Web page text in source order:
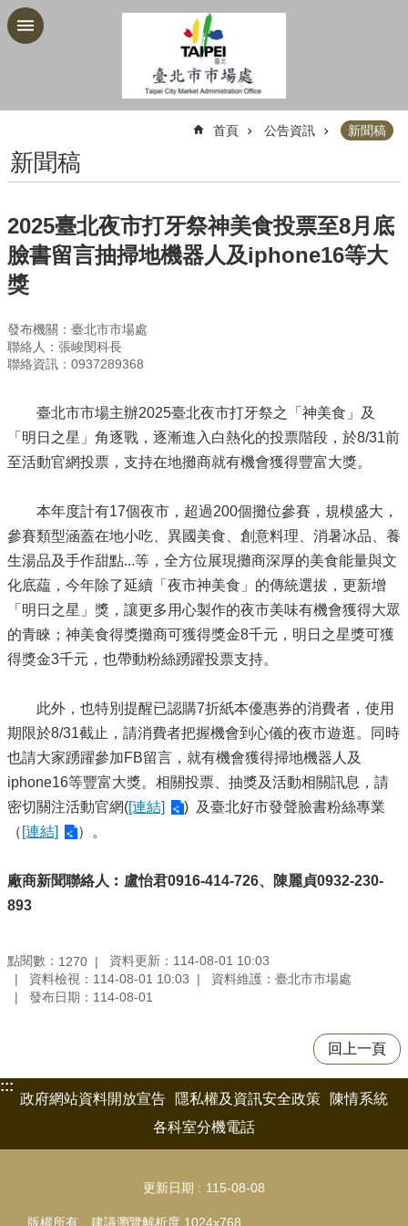
跳到主要內容區塊
首頁 公告資訊 新聞稿
新聞稿
2025臺北夜市打牙祭神美食投票至8月底
臉書留言抽掃地機器人及iphone16等大
獎
發布機關：臺北市市場處
聯絡人：張峻閔科長
聯絡資訊：0937289368
臺北市市場主辦2025臺北夜市打牙祭之「神美食」及
「明日之星」角逐戰，逐漸進入白熱化的投票階段，於8/31前
至活動官網投票，支持在地攤商就有機會獲得豐富大獎。
本年度計有17個夜市，超過200個攤位參賽，規模盛大，
參賽類型涵蓋在地小吃、異國美食、創意料理、消暑冰品、養
生湯品及手作甜點...等，全方位展現攤商深厚的美食能量與文
化底藴，今年除了延續「夜市神美食」的傳統選拔，更新增
「明日之星」獎，讓更多用心製作的夜市美味有機會獲得大眾
的青睞；神美食得獎攤商可獲得獎金8千元，明日之星獎可獲
得獎金3千元，也帶動粉絲踴躍投票支持。
此外，也特別提醒已認購7折紙本優惠券的消費者，使用
期限於8/31截止，請消費者把握機會到心儀的夜市遊逛。同時
也請大家踴躍參加FB留言，就有機會獲得掃地機器人及
iphone16等豐富大獎。相關投票、抽獎及活動相關訊息，請
密切關注活動官網([連結]
) 及臺北好市發聲臉書粉絲專業
（ [連結] ）。
廠商新聞聯絡人︰盧怡君0916-414-726、陳麗貞0932-230-
893
點閱數： 1270
資料更新：114-08-01 10:03
資料檢視：114-08-01 10:03
資料維護：臺北市市場處
發布日期：114-08-01
回上一頁
:::
政府網站資料開放宣告
隱私權及資訊安全政策
陳情系統
各科室分機電話
更新日期 115-08-08
版權所有 建議瀏覽解析度 1024x768